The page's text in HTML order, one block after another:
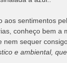
aos sentimentos
conheço bem a
nem sequer
e ambiental,